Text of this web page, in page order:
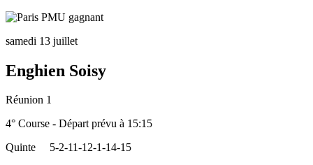
samedi 13 juillet
Enghien Soisy
Réunion 1
4° Course - Départ prévu à 15:15
Quinte
5-2-11-12-1-14-15